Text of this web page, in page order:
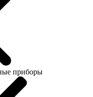
приборы